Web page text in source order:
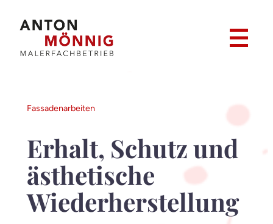
Inhalt
Fassadenarbeiten
Erhalt, Schutz und
ästhetische
Wiederherstellung